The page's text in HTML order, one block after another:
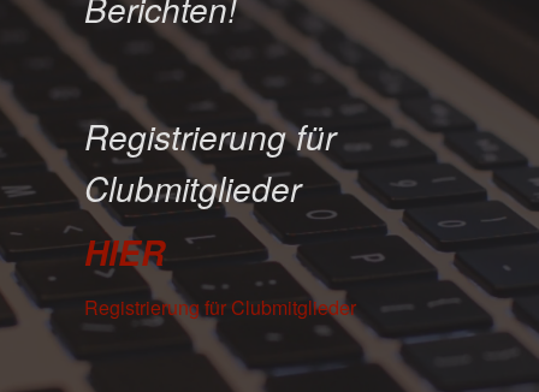
Registrierung für
Clubmitglieder
HIER
Registrierung für Clubmitglieder